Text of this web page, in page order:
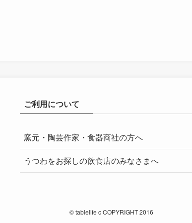
ご利用について
窯元・陶芸作家・食器商社の方へ
うつわをお探しの飲食店のみなさまへ
©tablelife c COPYRIGHT 2016